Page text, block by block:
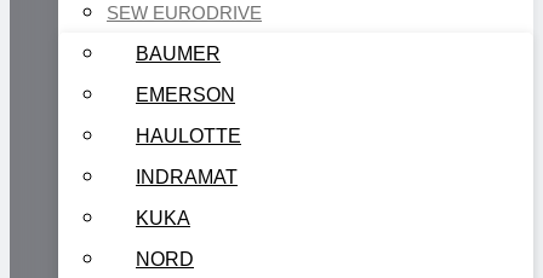
SEW EURODRIVE
BAUMER
EMERSON
HAULOTTE
INDRAMAT
KUKA
NORD